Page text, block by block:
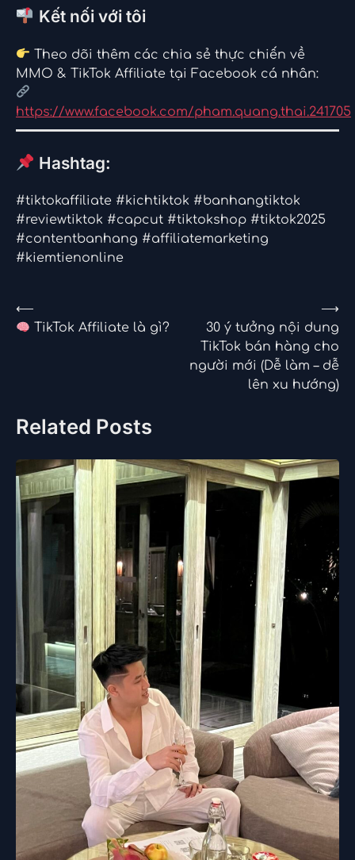
Kết nối với tôi
Theo dõi thêm các chia sẻ thực chiến về
MMO & TikTok Affiliate tại Facebook cá nhân:
https://www.facebook.com/pham.quang.thai.241705
Hashtag:
#tiktokaffiliate #kichtiktok #banhangtiktok
#reviewtiktok #capcut #tiktokshop #tiktok2025
#contentbanhang #affiliatemarketing
#kiemtienonline
Điều
hướng
⟵
TikTok Affiliate là gì?
30 ý tưởng nội dung
TikTok bán hàng cho
người mới (Dễ làm – dễ
lên xu hướng)
⟶
Related Posts